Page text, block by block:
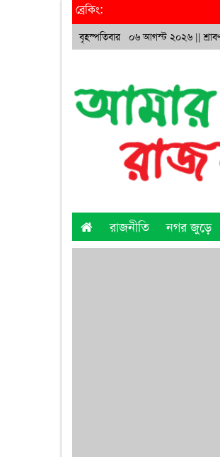
ব্রেকিং:
বৃহস্পতিবার ০৬ আগস্ট ২০২৬ ||
রাজনীতি নগর জুড়ে